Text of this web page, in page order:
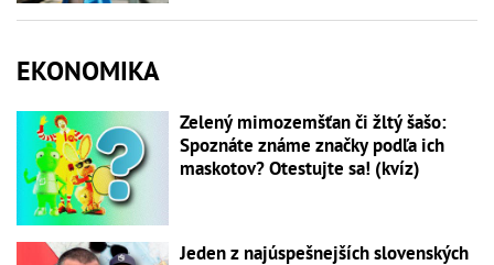
EKONOMIKA
Zelený mimozemšťan či žltý šašo:
Spoznáte známe značky podľa ich
maskotov? Otestujte sa! (kvíz)
Jeden z najúspešnejších slovenských